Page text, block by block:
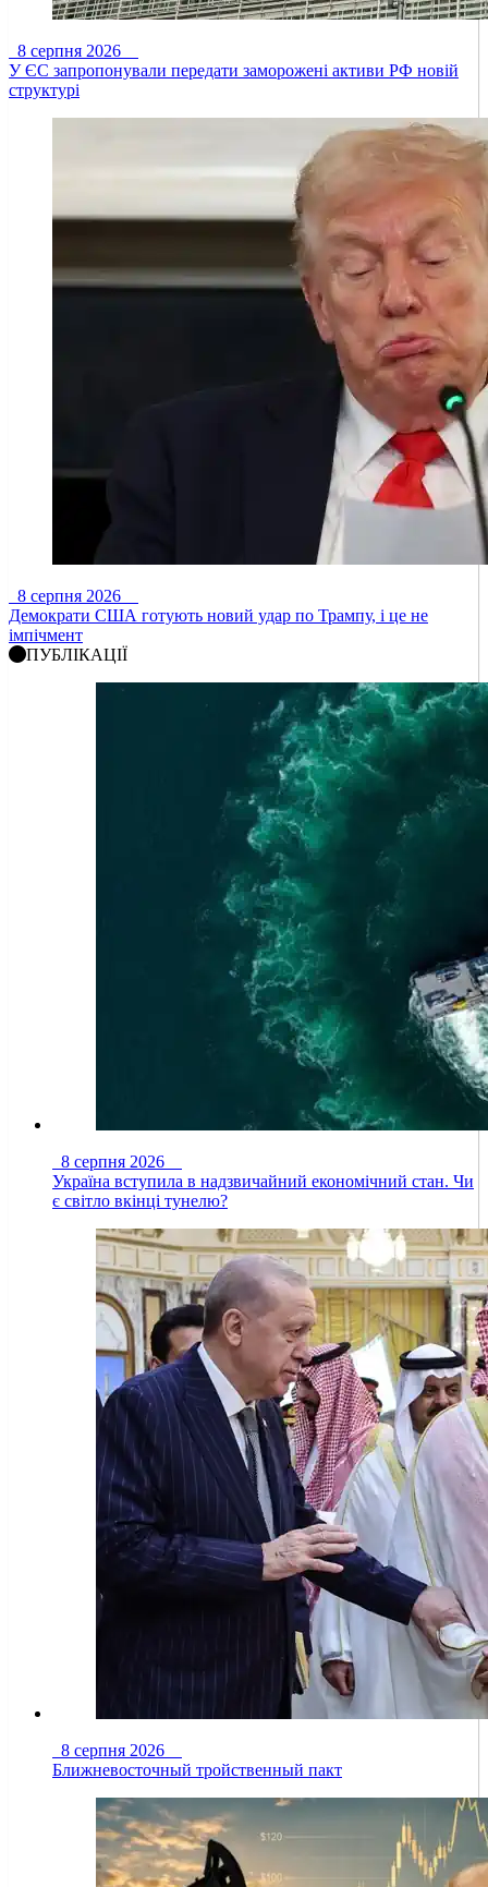
8 серпня 2026
У ЄС запропонували передати заморожені активи РФ новій
структурі
8 серпня 2026
Демократи США готують новий удар по Трампу, і це не
імпічмент
ПУБЛІКАЦІЇ
8 серпня 2026
Україна вступила в надзвичайний економічний стан. Чи
є світло вкінці тунелю?
8 серпня 2026
Ближневосточный тройственный пакт